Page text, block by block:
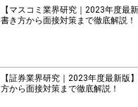
【マスコミ業界研究｜2023年度最
書き方から面接対策まで徹底解説！
【証券業界研究｜2023年度最新版
方から面接対策まで徹底解説！